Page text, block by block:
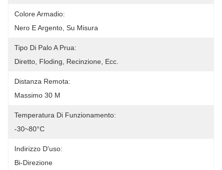
Colore Armadio:
Nero E Argento, Su Misura
Tipo Di Palo A Prua:
Diretto, Floding, Recinzione, Ecc.
Distanza Remota:
Massimo 30 M
Temperatura Di Funzionamento:
-30~80°C
Indirizzo D'uso:
Bi-Direzione